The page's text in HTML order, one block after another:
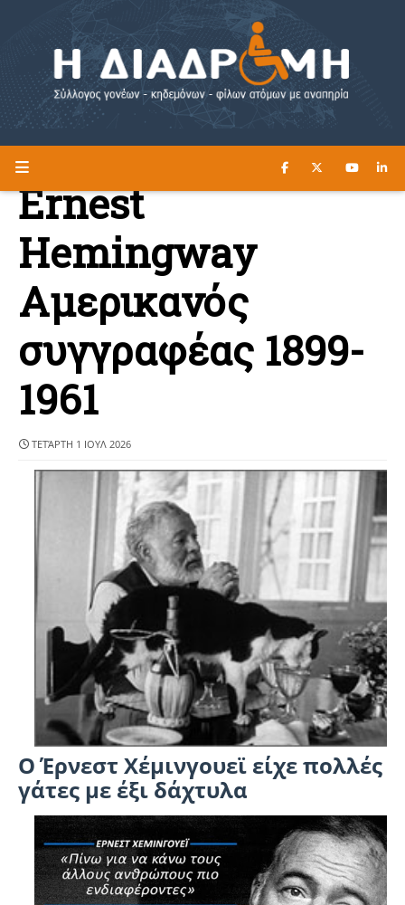
Η ΔΙΑΔΡΟΜΗ ΔΙΑΒΑΣΤΕ ΕΔΩ ►
Ernest
Hemingway
Αμερικανός
συγγραφέας 1899-
1961
ΤΕΤΆΡΤΗ 1 ΙΟΥΛ 2026
O Έρνεστ Χέμινγουεϊ είχε πολλές
γάτες με έξι δάχτυλα